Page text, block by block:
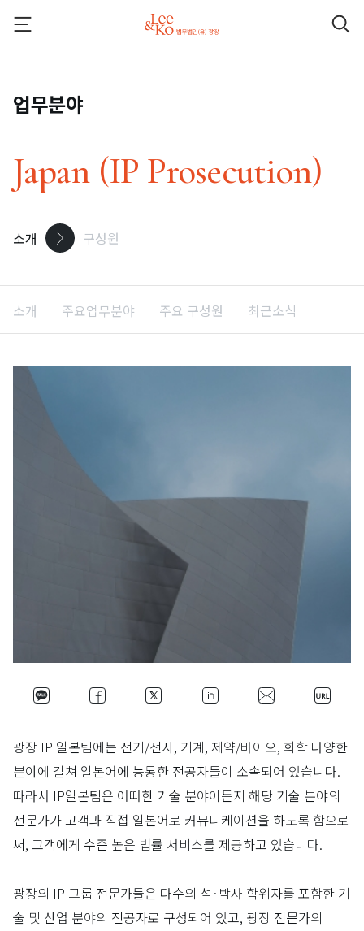
업무분야
Japan (IP Prosecution)
소개 구성원
소개 주요업무분야 주요 구성원 최근소식
광장 IP 일본팀에는 전기/전자, 기계, 제약/바이오, 화학 다양한
분야에 걸쳐 일본어에 능통한 전공자들이 소속되어 있습니다.
따라서 IP일본팀은 어떠한 기술 분야이든지 해당 기술 분야의
전문가가 고객과 직접 일본어로 커뮤니케이션을 하도록 함으로
써, 고객에게 수준 높은 법률 서비스를 제공하고 있습니다.
광장의 IP 그룹 전문가들은 다수의 석·박사 학위자를 포함한 기
술 및 산업 분야의 전공자로 구성되어 있고, 광장 전문가의